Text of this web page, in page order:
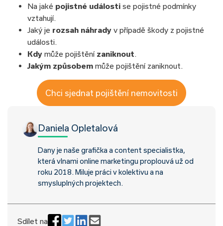
Na jaké pojistné události se pojistné podmínky
vztahují.
Jaký je rozsah náhrady v případě škody z pojistné
události.
Kdy může pojištění zaniknout.
Jakým způsobem může pojištění zaniknout.
Chci sjednat pojištění nemovitosti
Daniela Opletalová
Dany je naše grafička a content specialistka,
která vlnami online marketingu proplouvá už od
roku 2018. Miluje práci v kolektivu a na
smysluplných projektech.
Sdílet na